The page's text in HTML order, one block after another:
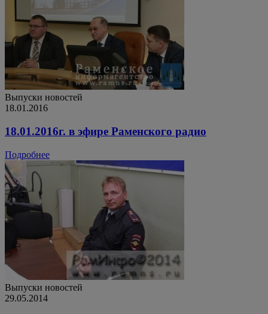
Выпуски новостей
18.01.2016
18.01.2016г. в эфире Раменского радио
Подробнее
Выпуски новостей
29.05.2014